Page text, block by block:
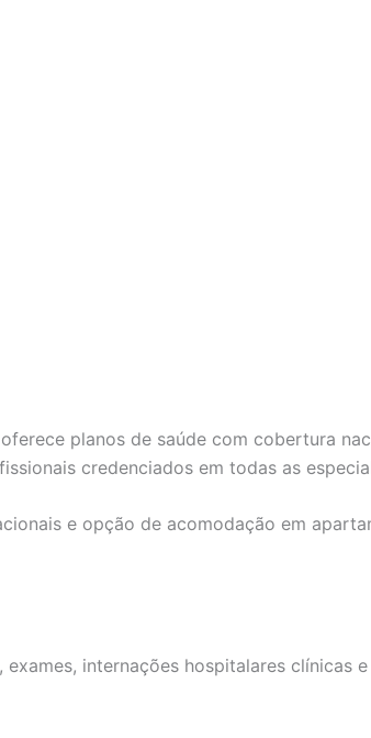
planos de saúde com cobertura
credenciados em todas as
e opção de acomodação em
internações hospitalares clínicas